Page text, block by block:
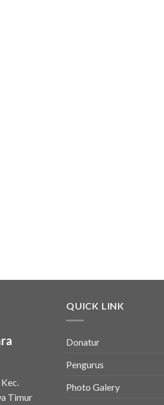
Timur
QUICK LINK
Donatur
Pengurus
Photo Galery